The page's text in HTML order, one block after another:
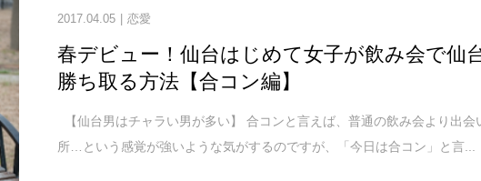
2017.04.05 恋愛
春デビュー！仙台はじめて女子が飲み会で仙
勝ち取る方法【合コン編】
【仙台男はチャラい男が多い】 合コンと言えば、普通の飲み会より出会
所…という感覚が強いような気がするのですが、「今日は合コン」と言...